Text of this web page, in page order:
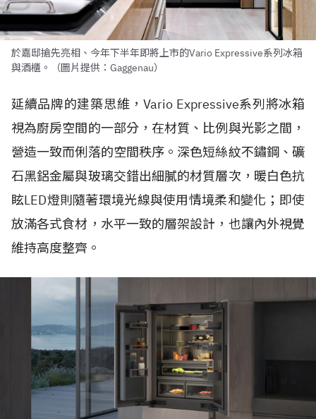
於嘉邸搶先亮相、今年下半年即將上市的Vario Expressive系列冰箱
與酒櫃。（圖片提供：Gaggenau）
延續品牌的建築思維，Vario Expressive系列將冰箱
視為廚房空間的一部分，在材質、比例與光影之間，
營造一致而俐落的空間秩序。深色短絲紋不鏽鋼、礦
石黑鋁金屬與玻璃交錯出細膩的材質層次，暖白色抗
眩LED燈則隨著環境光線與使用情境柔和變化；即使
放滿各式食材，水平一致的層架設計，也讓內外視覺
維持高度整齊。